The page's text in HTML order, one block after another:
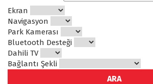
Ekran
Navigasyon
Park Kamerası
Bluetooth Desteği
Dahili TV
Bağlantı Şekli